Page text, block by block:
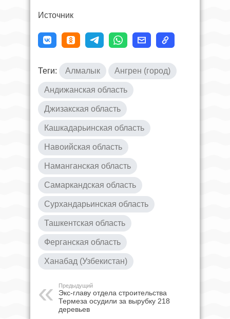
Источник
Теги: Алмалык Ангрен (город)
Андижанская область
Джизакская область
Кашкадарьинская область
Навоийская область
Наманганская область
Самаркандская область
Сурхандарьинская область
Ташкентская область
Ферганская область
Ханабад (Узбекистан)
Предыдущий
Экс-главу отдела строительства
Термеза осудили за вырубку 218
деревьев